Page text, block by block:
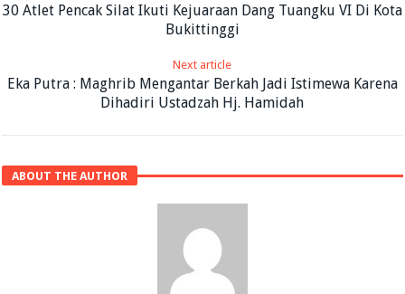
30 Atlet Pencak Silat Ikuti Kejuaraan Dang Tuangku VI Di Kota
Bukittinggi
Next article
Eka Putra : Maghrib Mengantar Berkah Jadi Istimewa Karena
Dihadiri Ustadzah Hj. Hamidah
ABOUT THE AUTHOR